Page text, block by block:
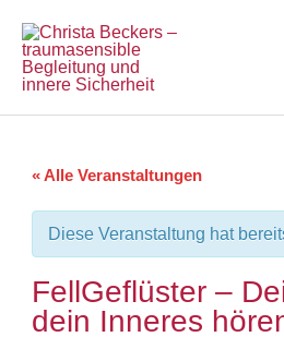
Inhalt
springen
« Alle Veranstaltungen
Diese Veranstaltung hat
FellGeflüster –
dein Inneres